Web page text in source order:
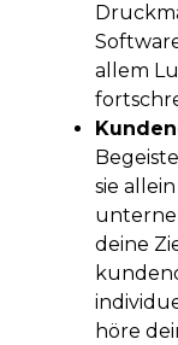
allem
sie
deine
höre